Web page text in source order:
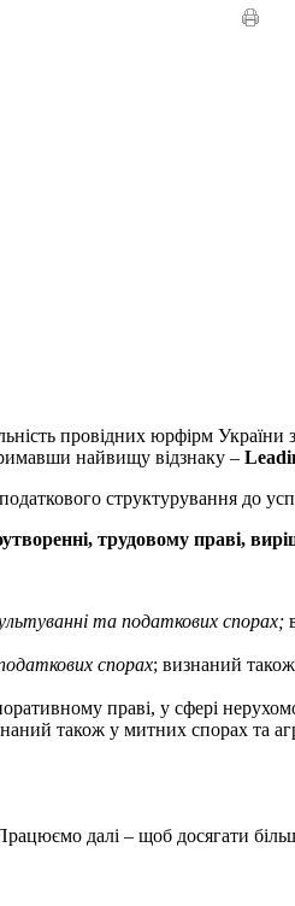
провідних юрфірм
найвищу відзнаку –
структурування до
трудовому праві,
та податкових спорах;
спорах; визнаний
праві, у сфері
також у митних спорах та
далі – щоб досягати